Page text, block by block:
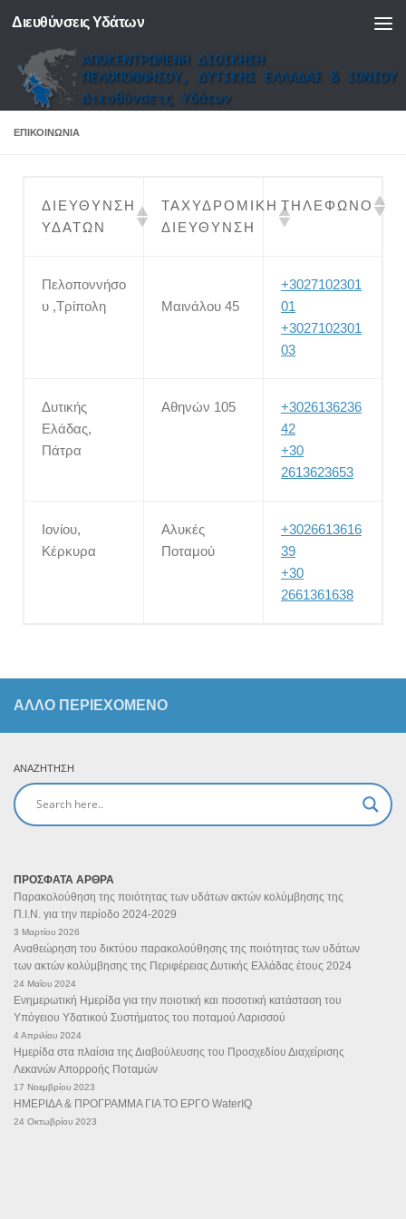
Skip to content
Διευθύνσεις Υδάτων
ΕΠΙΚΟΙΝΩΝΊΑ
ΔΙΕΥΘΥΝΣΗ
ΥΔΑΤΩΝ
ΤΑΧΥΔΡΟΜΙΚΗ
ΔΙΕΥΘΥΝΣΗ
ΤΗΛΕΦΩΝΟ
Πελοποννήσο
υ ,Τρίπολη
Μαινάλου 45
+3027102301
01
+3027102301
03
Δυτικής
Ελάδας,
Πάτρα
Αθηνών 105
+3026136236
42
+30
2613623653
Ιονίου,
Κέρκυρα
Αλυκές
Ποταμού
+3026613616
39
+30
2661361638
ΆΛΛΟ ΠΕΡΙΕΧΟΜΕΝΟ
ΑΝΑΖΉΤΗΣΗ
ΠΡΟΣΦΑΤΑ ΑΡΘΡΑ
Παρακολούθηση της ποιότητας των υδάτων ακτών κολύμβησης της
Π.Ι.Ν. για την περίοδο 2024-2029
3 Μαρτίου 2026
Αναθεώρηση του δικτύου παρακολούθησης της ποιότητας των υδάτων
των ακτών κολύμβησης της Περιφέρειας Δυτικής Ελλάδας έτους 2024
24 Μαΐου 2024
Ενημερωτική Ημερίδα για την ποιοτική και ποσοτική κατάσταση του
Υπόγειου Υδατικού Συστήματος του ποταμού Λαρισσού
4 Απριλίου 2024
Ημερίδα στα πλαίσια της Διαβούλευσης του Προσχεδίου Διαχείρισης
Λεκανών Απορροής Ποταμών
17 Νοεμβρίου 2023
ΗΜΕΡΙΔΑ & ΠΡΟΓΡΑΜΜΑ ΓΙΑ ΤΟ ΕΡΓΟ WaterIQ
24 Οκτωβρίου 2023